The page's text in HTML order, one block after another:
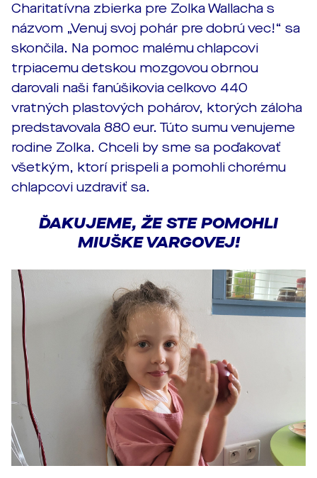
Charitatívna zbierka pre Zolka Wallacha s
názvom „Venuj svoj pohár pre dobrú vec!“ sa
skončila. Na pomoc malému chlapcovi
trpiacemu detskou mozgovou obrnou
darovali naši fanúšikovia celkovo 440
vratných plastových pohárov, ktorých záloha
predstavovala 880 eur. Túto sumu venujeme
rodine Zolka. Chceli by sme sa poďakovať
všetkým, ktorí prispeli a pomohli chorému
chlapcovi uzdraviť sa.
ĎAKUJEME, ŽE STE POMOHLI
MIUŠKE VARGOVEJ!